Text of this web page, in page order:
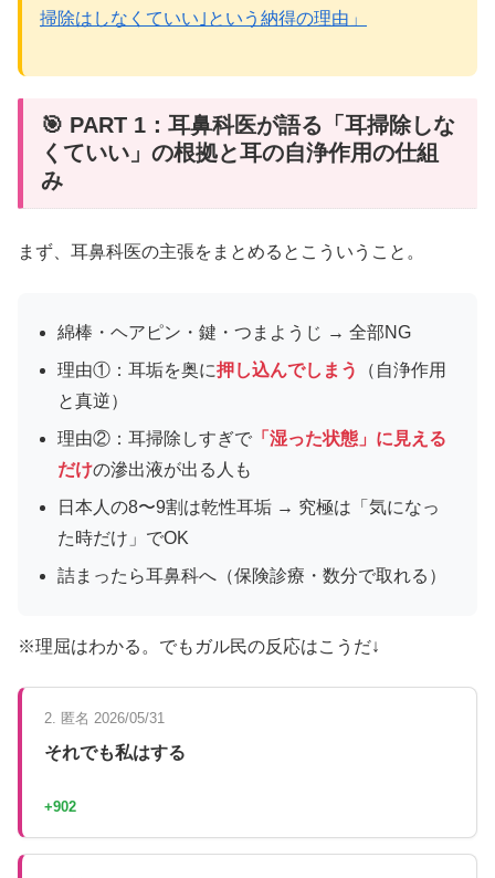
掃除はしなくていい｣という納得の理由」
🎯 PART 1：耳鼻科医が語る「耳掃除しな
くていい」の根拠と耳の自浄作用の仕組
み
まず、耳鼻科医の主張をまとめるとこういうこと。
綿棒・ヘアピン・鍵・つまようじ → 全部NG
理由①：耳垢を奥に押し込んでしまう
（自浄作用
と真逆）
理由②：耳掃除しすぎで 「湿った状態」に見える
だけの滲出液が出る人も
日本人の8〜9割は乾性耳垢 → 究極は「気になっ
た時だけ」でOK
詰まったら耳鼻科へ（保険診療・数分で取れる）
※理屈はわかる。でもガル民の反応はこうだ↓
2. 匿名 2026/05/31
それでも私はする
+902